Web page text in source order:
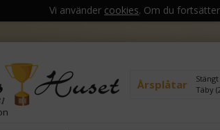
Vi använder cookies. Om du
Årsplåtar
Täby